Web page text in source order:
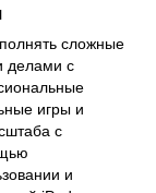
сложные
делами с
игры и
с
и